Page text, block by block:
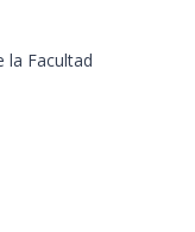
la Facultad